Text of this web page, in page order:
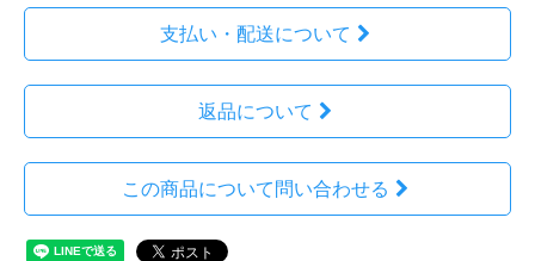
支払い・配送について
返品について
この商品について問い合わせる